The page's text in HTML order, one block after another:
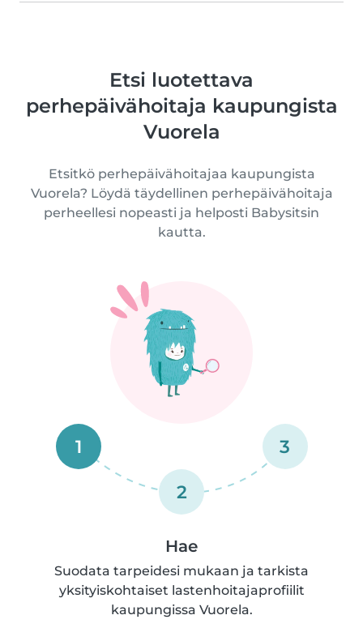
Etsi luotettava
perhepäivähoitaja kaupungista
Vuorela
Etsitkö perhepäivähoitajaa kaupungista
Vuorela? Löydä täydellinen perhepäivähoitaja
perheellesi nopeasti ja helposti Babysitsin
kautta.
1
2
3
Hae
Suodata tarpeidesi mukaan ja tarkista
yksityiskohtaiset lastenhoitajaprofiilit
kaupungissa Vuorela.